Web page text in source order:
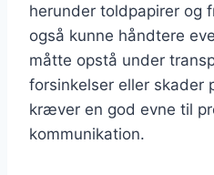
herunder toldpapirer og
også kunne håndtere
måtte opstå under
forsinkelser eller skader
kræver en god evne til
kommunikation.